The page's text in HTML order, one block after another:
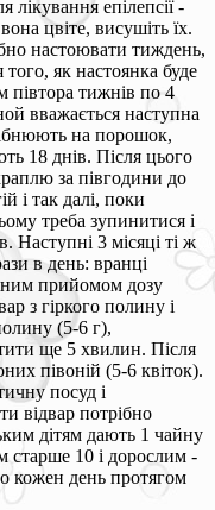
епілепсії -
цвіте, висушіть їх.
настоювати тиждень,
як настоянка буде
півтора тижнів по 4
вважається наступна
на порошок,
18 днів. Після цього
за півгодини до
і так далі, поки
треба зупинитися і
Наступні 3 місяці ті ж
в день: вранці
прийомом дозу
з гіркого полину і
(5-6 г),
ще 5 хвилин. Після
півоній (5-6 квіток).
посуд і
відвар потрібно
дітям дають 1 чайну
старше 10 і дорослим -
кожен день протягом